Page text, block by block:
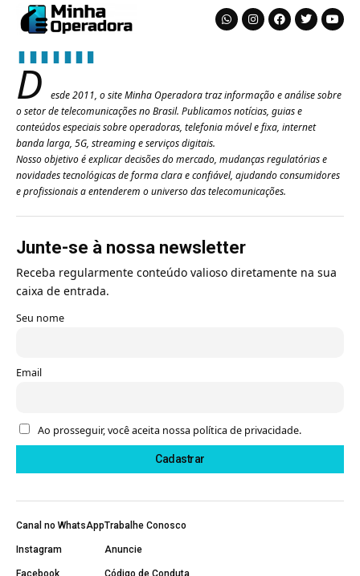
D
esde 2011, o site Minha Operadora traz informação e análise sobre
o setor de telecomunicações no Brasil. Publicamos notícias, guias e
conteúdos especiais sobre operadoras, telefonia móvel e fixa, internet
banda larga, 5G, streaming e serviços digitais.
Nosso objetivo é explicar decisões do mercado, mudanças regulatórias e
novidades tecnológicas de forma clara e confiável, ajudando consumidores
e profissionais a entenderem o universo das telecomunicações.
Junte-se à nossa newsletter
Receba regularmente conteúdo valioso diretamente na sua
caixa de entrada.
Seu nome
Email
Ao prosseguir, você aceita nossa política de privacidade.
Canal no WhatsApp
Instagram
Facebook
Trabalhe Conosco
Anuncie
Código de Conduta